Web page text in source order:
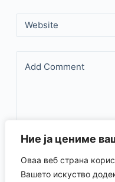
Ние ја цениме
Оваа веб страна
Вашето искуство
Website
Add Comment
Save my name,